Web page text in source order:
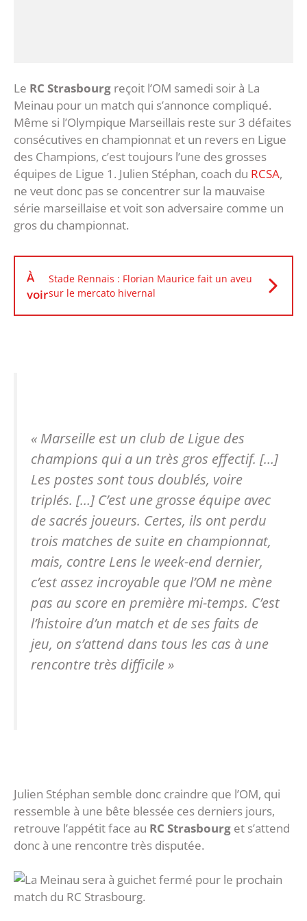
Le RC Strasbourg reçoit l’OM samedi soir à La
Meinau pour un match qui s’annonce compliqué.
Même si l’Olympique Marseillais reste sur 3 défaites
consécutives en championnat et un revers en Ligue
des Champions, c’est toujours l’une des grosses
équipes de Ligue 1. Julien Stéphan, coach du RCSA,
ne veut donc pas se concentrer sur la mauvaise
série marseillaise et voit son adversaire comme un
gros du championnat.
À
voir
Stade Rennais : Florian Maurice fait un aveu
sur le mercato hivernal
« Marseille est un club de Ligue des
champions qui a un très gros effectif. […]
Les postes sont tous doublés, voire
triplés. […] C’est une grosse équipe avec
de sacrés joueurs. Certes, ils ont perdu
trois matches de suite en championnat,
mais, contre Lens le week-end dernier,
c’est assez incroyable que l’OM ne mène
pas au score en première mi-temps. C’est
l’histoire d’un match et de ses faits de
jeu, on s’attend dans tous les cas à une
rencontre très difficile »
Julien Stéphan semble donc craindre que l’OM, qui
ressemble à une bête blessée ces derniers jours,
retrouve l’appétit face au RC Strasbourg et s’attend
donc à une rencontre très disputée.